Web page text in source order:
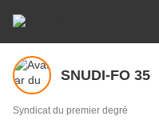
SNUDI-FO 35
Syndicat du premier degré